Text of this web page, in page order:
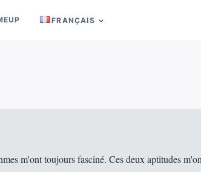
FRANÇAIS
m'ont toujours fasciné. Ces deux aptitudes